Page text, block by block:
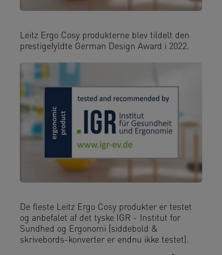
Leitz Ergo Cosy produkterne blev tildelt den
prestigefyldte German Design Award i 2022.
De fleste Leitz Ergo Cosy produkter er testet
og anbefalet af det tyske IGR - Institut for
Sundhed og Ergonomi (siddebold &
skrivebords-konverter er endnu ikke testet).